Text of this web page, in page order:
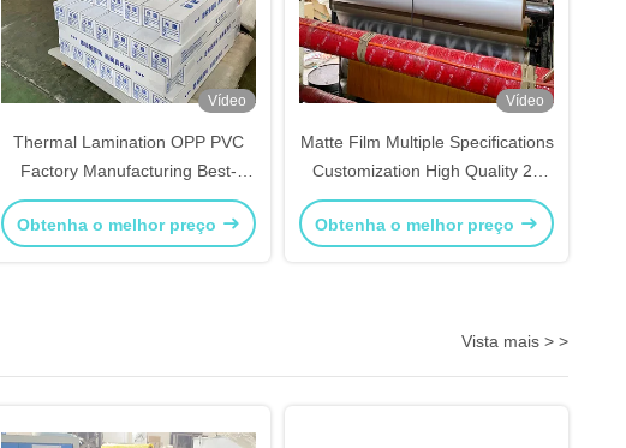
Vídeo
Thermal Lamination OPP PVC
Factory Manufacturing Best-
Selling Strong Adhesive
Obtenha o melhor preço
Vídeo
Matte Film Multiple Specifications
Customization High Quality 22
Years Factory
Obtenha o melhor preço
Vista mais > >